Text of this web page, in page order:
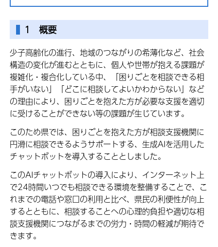
1 概要
少子高齢化の進行、地域のつながりの希薄化など、社会
構造の変化が進むとともに、個人や世帯が抱える課題が
複雑化・複合化している中、「困りごとを相談できる相
手がいない」「どこに相談してよいかわからない」など
の理由により、困りごとを抱えた方が必要な支援を適切
に受けることができない等の課題が生じています。
このため県では、困りごとを抱えた方が相談支援機関に
円滑に相談できるようサポートする、生成AIを活用した
チャットボットを導入することとしました。
このAIチャットボットの導入により、インターネット上
で24時間いつでも相談できる環境を整備することで、こ
れまでの電話や窓口の利用と比べ、県民の利便性が向上
するとともに、相談することへの心理的負担や適切な相
談支援機関につながるまでの労力・時間の軽減が期待で
きます。